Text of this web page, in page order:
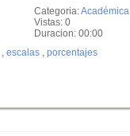
Categoria:Académica
Vistas: 0
Duracion: 00:00
, escalas , porcentajes